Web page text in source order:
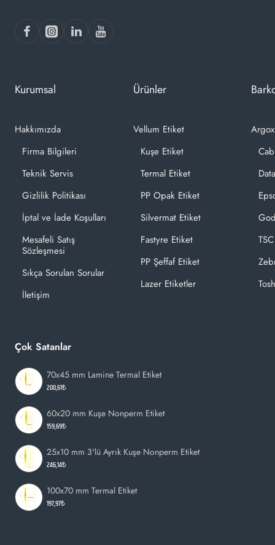
Kurumsal
Hakkımızda
Firma Bilgileri
Teknik Servis
Gizlilik Politikası
İptal ve İade Koşulları
Mesafeli Satış
Sözleşmesi
Sıkça Sorulan Sorular
İletişim
Ürünler
Vellum Etiket
Kuşe Etiket
Termal Etiket
PP Opak Etiket
Silvermat Etiket
Fastyre Etiket
PP Şeffaf Etiket
Lazer Etiketler
Çok Satanlar
70x45 mm Lamine Termal Etiket
200,61₺
60x20 mm Kuşe Nonperm Etiket
159,69₺
25x10 mm 3'lü Ayrık Kuşe Nonperm Etiket
246,14₺
100x70 mm Termal Etiket
197,97₺